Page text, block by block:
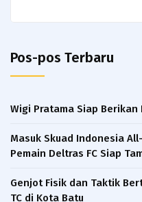
Pos-pos Terbaru
Wigi Pratama Siap
Masuk Skuad Indonesia
Pemain Deltras FC Siap
Genjot Fisik dan Taktik
TC di Kota Batu